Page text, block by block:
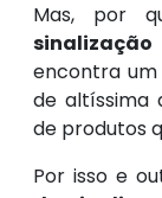
Mas, por
sinalização
encontra
de altíssima
de produtos
Por isso e